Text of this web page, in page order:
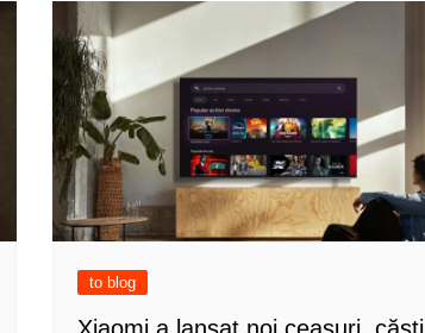
to blog